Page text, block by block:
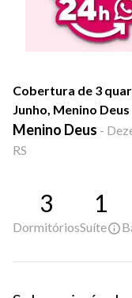
Cobertura de 3
Junho, Menino
Menino Deus -
RS
3
Dormitórios
1
Suíte